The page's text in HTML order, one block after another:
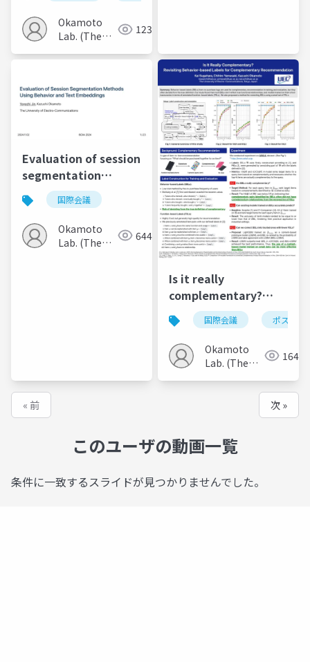
Okamoto
Lab. (The
123
Evaluation of session
segmentation
methods using
behavior and text
embeddings
国際会議
Okamoto
Lab. (The
644
Is it really
complementary?
Revisiting behavior-
based labels for
complementary
recommendation
国際会議 ポスター
Okamoto
Lab. (The
Communications)
164
« 前 次 »
このユーザの動画一覧
条件に一致するスライドが見つかりませんでした。